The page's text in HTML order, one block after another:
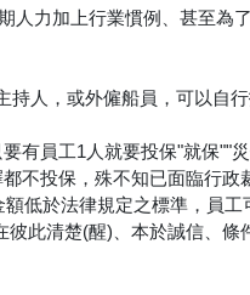
人力加上行業慣例、甚至為
持人，或外僱船員，可以自
有員工1人就要投保"就保""
不投保，殊不知已面臨行政
低於法律規定之標準，員
此清楚(醒)、本於誠信、